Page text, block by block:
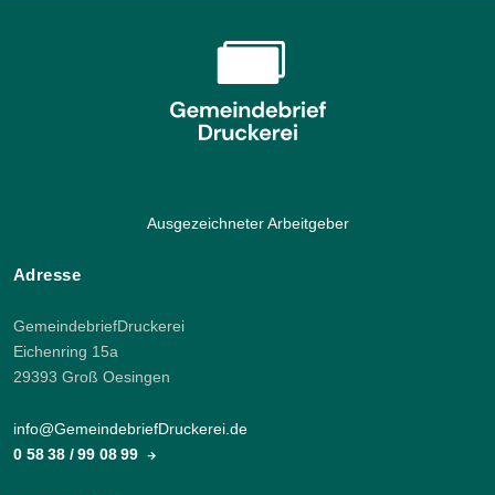
Ausgezeichneter Arbeitgeber
Adresse
GemeindebriefDruckerei
Eichenring 15a
29393 Groß Oesingen
info@GemeindebriefDruckerei.de
0 58 38 / 99 08 99